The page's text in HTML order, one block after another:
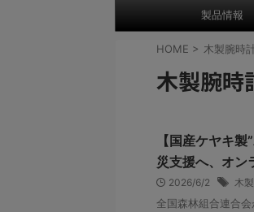
製品情報
HOME > 木製腕時
木製腕時
【国産ケヤキ
災支援へ、オン
2026/6/2 木
全国森林組合連合